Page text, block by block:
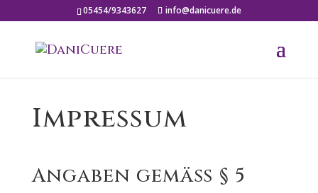
05454/9343627 info@danicuere.de
Impressum
Angaben gemäß § 5